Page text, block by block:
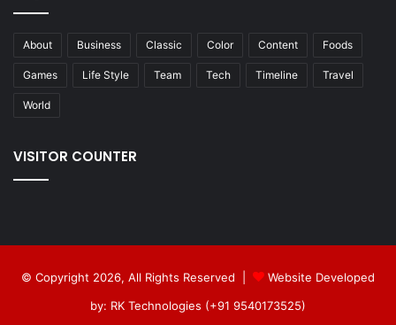
About Business Classic Color Content Foods
Games Life Style Team Tech Timeline Travel
World
VISITOR COUNTER
© Copyright 2026, All Rights Reserved |
Website Developed
by: RK Technologies (+91 9540173525)